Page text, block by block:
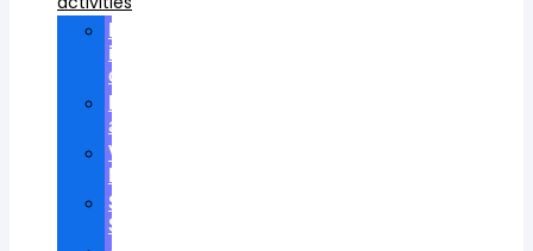
Participation
in
councils
Research
advisees
Visiting
Lectures
Scientific
School